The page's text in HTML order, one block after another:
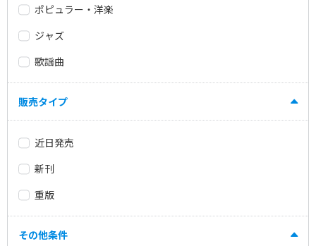
ポピュラー・洋楽
ジャズ
歌謡曲
販売タイプ
近日発売
新刊
重版
その他条件